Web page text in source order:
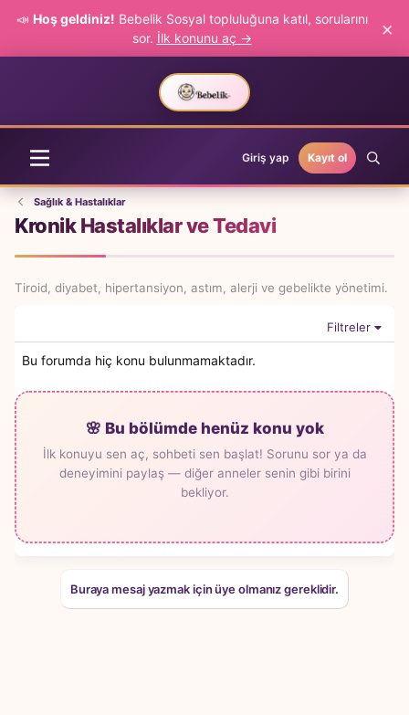
📣 Hoş geldiniz! Bebelik Sosyal topluluğuna katıl, sorularını
sor. İlk konunu aç → ×
Giriş yap Kayıt ol
Sağlık & Hastalıklar
Kronik Hastalıklar ve Tedavi
Tiroid, diyabet, hipertansiyon, astım, alerji ve gebelikte yönetimi.
Filtreler
Bu forumda hiç konu bulunmamaktadır.
🌸 Bu bölümde henüz konu yok
İlk konuyu sen aç, sohbeti sen başlat! Sorunu sor ya da
deneyimini paylaş — diğer anneler senin gibi birini
bekliyor.
Buraya mesaj yazmak için üye olmanız gereklidir.